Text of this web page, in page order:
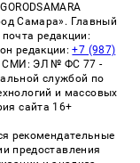
Самара». Главный
редакции:
редакции:+7 (987)
СМИ: ЭЛ № ФС 77 -
службой по
и массовых
сайта 16+
рекомендательные
предоставления